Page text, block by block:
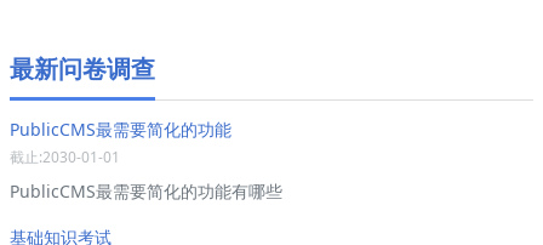
最新问卷调查
PublicCMS最需要简化的功能
截止:2030-01-01
PublicCMS最需要简化的功能有哪些
基础知识考试